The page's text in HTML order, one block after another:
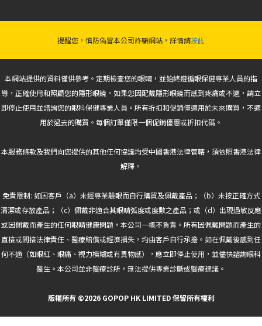
提醒您，慎防偽冒本公司詐騙網站，詳情請按此
本網站提供的資料僅供參考。定期檢查您的眼睛，並始終遵循眼保健專業人員的指
導，正確使用和照顧您的隱形眼鏡。如果您因配戴隱形眼鏡而感到疼痛或不適，請立
即停止使用並諮詢您的眼科保健專業人員。所有折扣和促銷僅適用於未來購買，不適
用於過去的購買。每個訂單僅限一個促銷優惠或折扣代碼。
本服務條款及我們向您提供的其他任何協議均受中國香港法律管轄，須依照香港法律
解釋。
免責限制: 如因客戶（a）未經專業驗眼而自行購買及佩戴產品；（b）未按正確方式
清潔或存放產品；（c）佩戴非適合其眼睛弧度或度數之產品；或（d）出現過敏反應
或因佩戴而產生的任何眼睛健康問題，本公司一概不負責。所有因佩戴問題而產生的
直接或間接法律責任、醫療賠償或經濟損失，均由客戶自行承擔。如在佩戴後感到任
何不適（如眼紅、眼痛、視力模糊或有異物感），應立即停止使用，並儘快諮詢眼科
醫生。本公司並非醫療診所，無法提供專業診斷或醫療建議。
版權所有 ©2026 GOPOP HK LIMITED 保留所有權利